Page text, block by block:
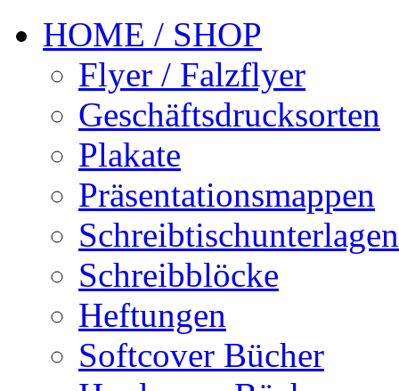
HOME / SHOP
Flyer / Falzflyer
Geschäftsdrucksorten
Plakate
Präsentationsmappen
Schreibtischunterlagen
Schreibblöcke
Heftungen
Softcover Bücher